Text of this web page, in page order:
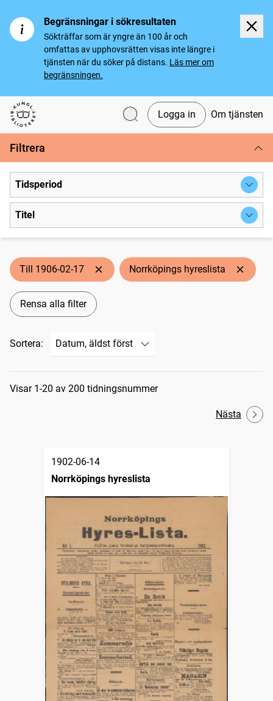
Begränsningar i sökresultaten
Sökträffar som är yngre än 100 år och
omfattas av upphovsrätten visas inte längre i
tjänsten när du söker på distans. Läs mer om
begränsningen.
Svenska tidningar
Logga in Om tjänsten
Filtrera
Tidsperiod
Titel
Till 1906-02-17 Norrköpings hyreslista
Rensa alla filter
Sortera:
Sökresultat
Visar 1-20 av 200 tidningsnummer
Nästa
1902-06-14
Norrköpings hyreslista